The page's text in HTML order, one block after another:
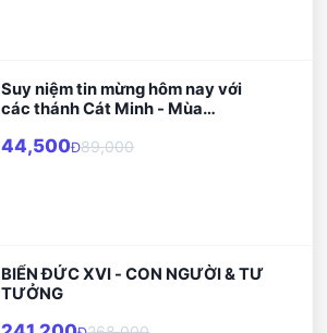
Suy niệm tin mừng hôm nay với
các thánh Cát Minh - Mùa
44,500Đ89,000
BIỂN ĐỨC XVI - CON NGƯỜI & TƯ
TƯỞNG